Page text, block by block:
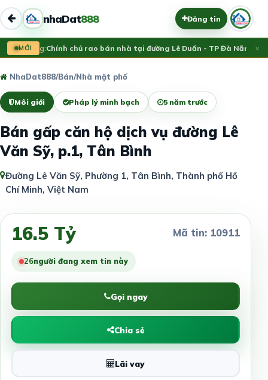
nhaDat888 Đăng tin
MỚI
Vừa đăng:Chính chủ rao bán nhà tại đường Lê Duẩn - TP Đà Nẵng; DT
×
NhaDat888/Bán/Nhà mặt phố
Môi giới Pháp lý minh bạch 5 năm trước
Bán gấp căn hộ dịch vụ đường Lê
Văn Sỹ, p.1, Tân Bình
Đường Lê Văn Sỹ, Phường 1, Tân Bình, Thành phố Hồ
Chí Minh, Việt Nam
16.5 Tỷ Mã tin: 10911
29người đang xem tin này
Gọi ngay
Chia sẻ
Lãi vay